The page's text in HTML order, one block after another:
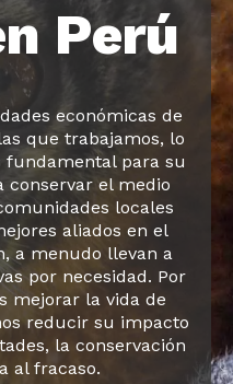
Perú
económicas de
que trabajamos, lo
fundamental para su
conservar el medio
locales
aliados en el
a menudo llevan a
por necesidad. Por
mejorar la vida de
reducir su impacto
la conservación
al fracaso.